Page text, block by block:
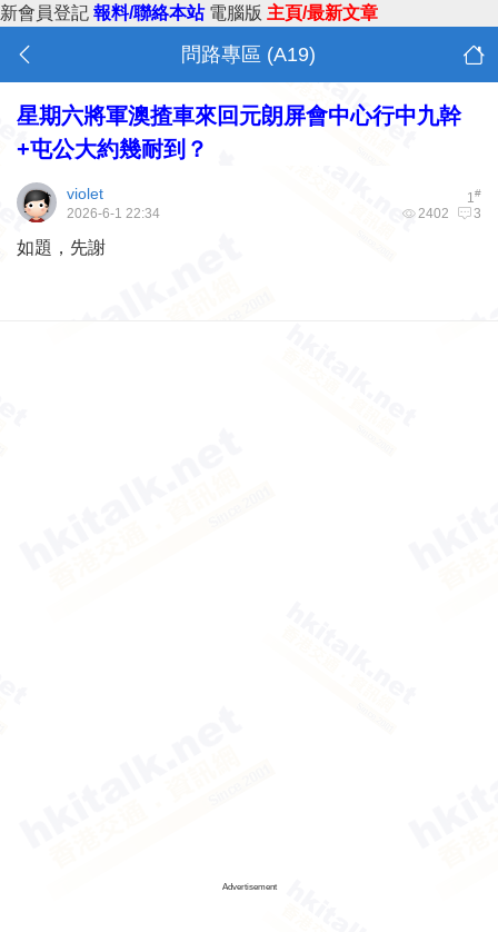
新會員登記 報料/聯絡本站 電腦版 主頁/最新文章
問路專區 (A19)
星期六將軍澳揸車來回元朗屏會中心行中九幹
+屯公大約幾耐到？
1#
violet
2402 3
2026-6-1 22:34
如題，先謝
Advertisement